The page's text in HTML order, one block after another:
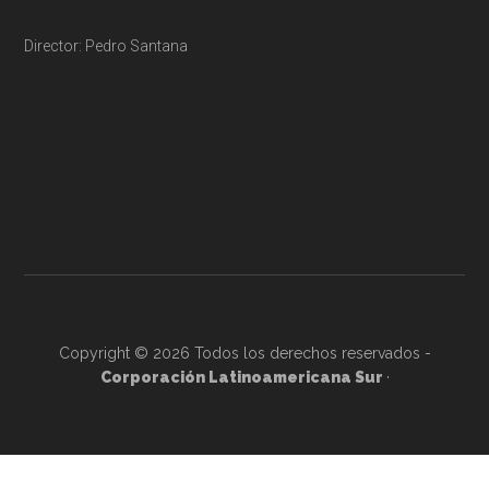
Director: Pedro Santana
Copyright © 2026 Todos los derechos reservados -
Corporación Latinoamericana Sur ·